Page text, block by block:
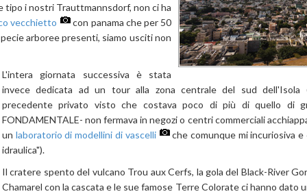
i nostri Trauttmannsdorf, non ci ha
vecchietto
con panama che per 50
arboree presenti, siamo usciti non
L'intera giornata successiva è stata
invece dedicata ad un tour alla zona centrale del sud dell'Isola
precedente privato visto che costava poco di più di quello di
FONDAMENTALE- non fermava in negozi o centri commerciali
un laboratorio di modellini di vascelli
che comunque mi incuriosiva
idraulica").
Il cratere spento del vulcano Trou aux Cerfs, la gola del Black-River
Chamarel con la cascata e le sue famose Terre Colorate ci hanno dato